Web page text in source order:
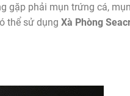
gặp phải mụn trứng cá,
thể sử dụng Xà Phòng